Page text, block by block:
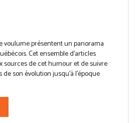
voulume présentent un panorama
Cet ensemble d’articles
sources de cet humour et de suivre
son évolution jusqu’à l’époque